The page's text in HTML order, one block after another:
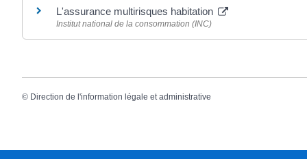
L'assurance multirisques habitation
Institut national de la consommation (INC)
© Direction de l'information légale et administrative